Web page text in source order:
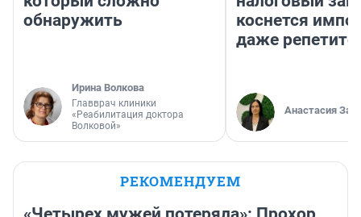
обнаружить
Ирина Волкова
Главврач клиники
«Реабилитация доктора
Волковой»
коснется
даже
Анастасия
РЕКОМЕНДУЕМ